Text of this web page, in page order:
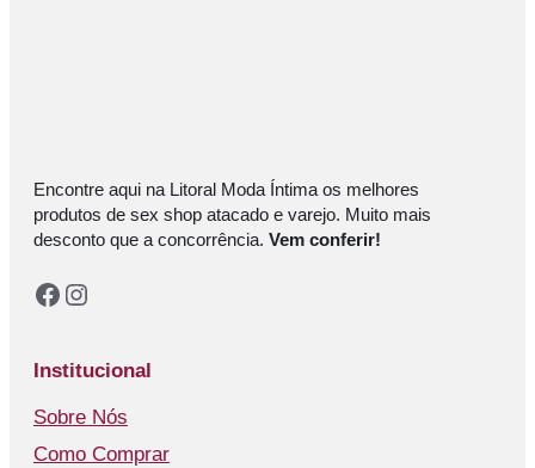
Encontre aqui na Litoral Moda Íntima os melhores
produtos de sex shop atacado e varejo. Muito mais
desconto que a concorrência. Vem conferir!
Facebook
Instagram
Institucional
Sobre Nós
Como Comprar